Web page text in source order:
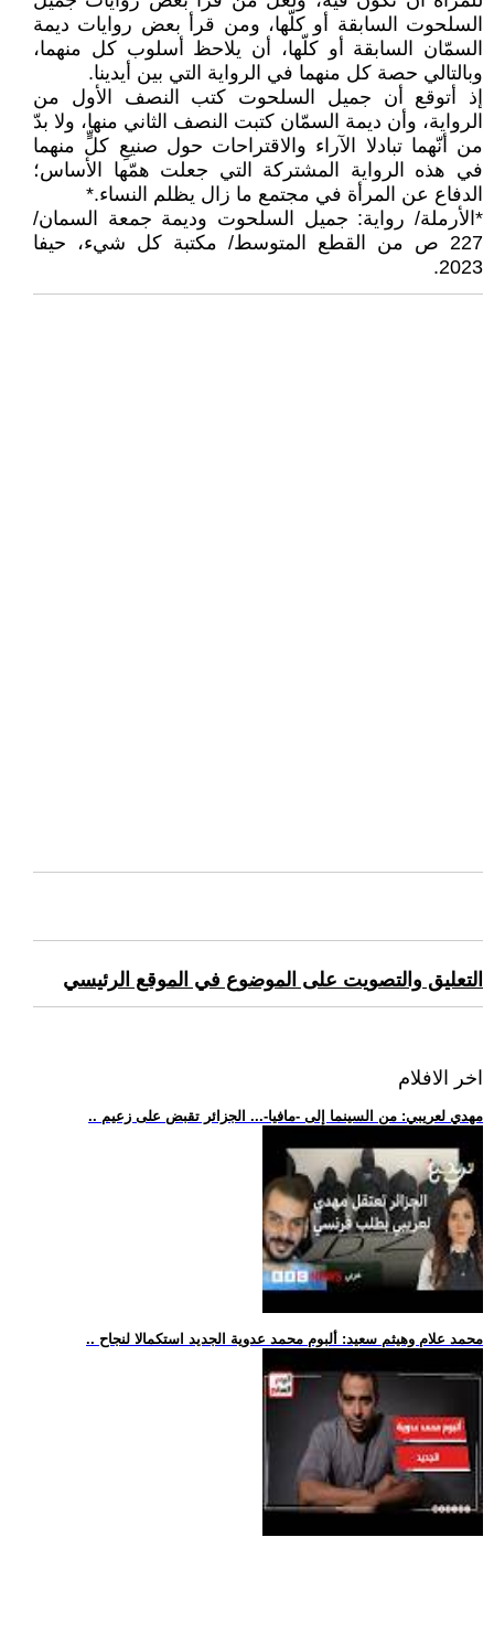
السلحوت السابقة أو كلّها، ومن قرأ بعض روايات ديمة
السمّان السابقة أو كلّها، أن يلاحظ أسلوب كل منهما،
وبالتالي حصة كل منهما في الرواية التي بين أيدينا.
إذ أتوقع أن جميل السلحوت كتب النصف الأول من
الرواية، وأن ديمة السمّان كتبت النصف الثاني منها، ولا بدّ
من أنّهما تبادلا الآراء والاقتراحات حول صنيعِ كلٍّ منهما
في هذه الرواية المشتركة التي جعلت همّها الأساس؛
الدفاع عن المرأة في مجتمع ما زال يظلم النساء.*
*الأرملة/ رواية: جميل السلحوت وديمة جمعة السمان/
227 ص من القطع المتوسط/ مكتبة كل شيء، حيفا
2023.
التعليق والتصويت على الموضوع في الموقع الرئيسي
اخر الافلام
.. مهدي لعريبي: من السينما إلى -مافيا-... الجزائر تقبض على زعيم
.. محمد علام وهيثم سعيد: ألبوم محمد عدوية الجديد استكمالا لنجاح